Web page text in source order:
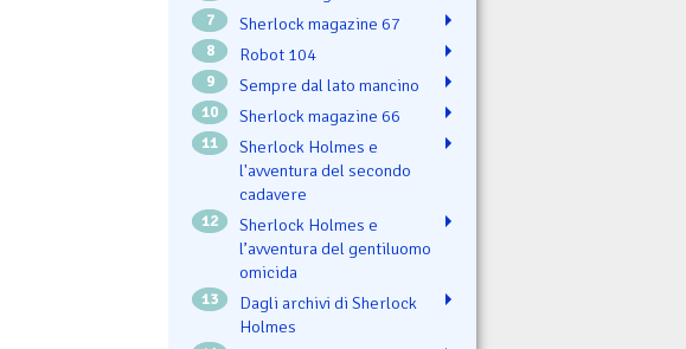
7 Sherlock magazine 67
8 Robot 104
9 Sempre dal lato mancino
10 Sherlock magazine 66
11
Sherlock Holmes e
l'avventura del secondo
cadavere
12
Sherlock Holmes e
l’avventura del gentiluomo
omicida
13
Dagli archivi di Sherlock
Holmes